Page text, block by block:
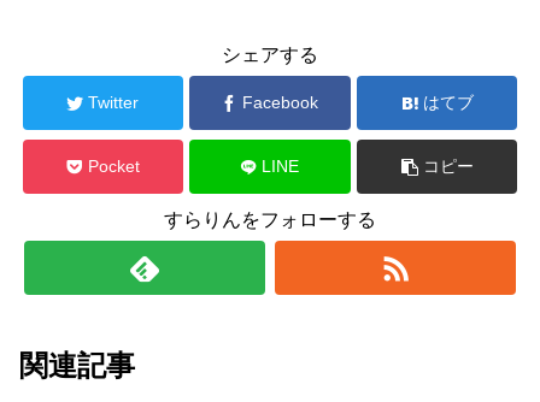
シェアする
Twitter Facebook はてブ
Pocket LINE コピー
すらりんをフォローする
関連記事